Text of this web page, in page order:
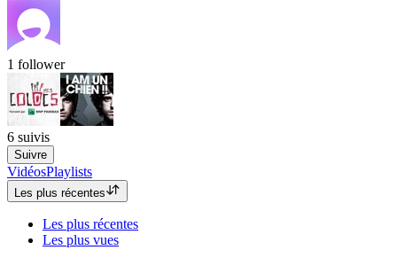
1 follower
6 suivis
Suivre
VidéosPlaylists
Les plus récentes
Les plus récentes
Les plus vues